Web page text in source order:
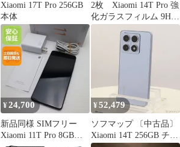
Xiaomi 17T Pro 256GB
本体
2枚 Xiaomi 14T Pro 強
化ガラスフィルム 9H
保護フィルム
¥24,700
新品同様 SIMフリー
Xiaomi 11T Pro 8GB
¥52,479
ソフマップ 〔中古品〕
Xiaomi 14T 256GB チタ